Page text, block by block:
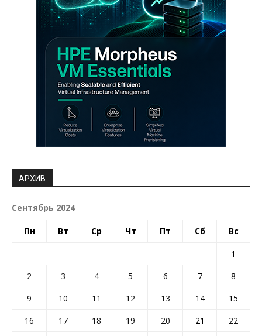
АРХИВ
Сентябрь 2024
Пн Вт Ср Чт Пт Сб Вс
1
2
3 4 5 6 7
8
9
10 11 12 13 14
15
16
17 18 19 20 21
22